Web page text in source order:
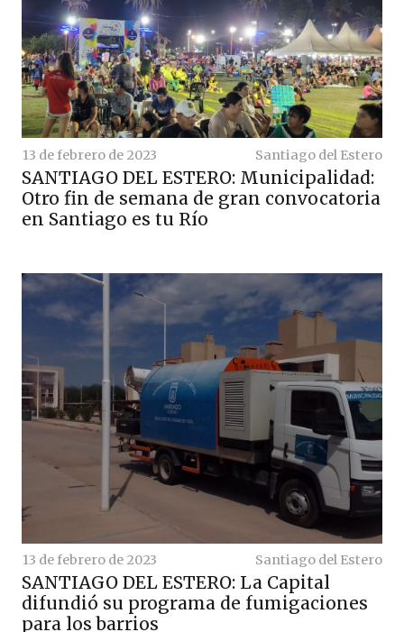
13 de febrero de 2023 Santiago del Estero
SANTIAGO DEL ESTERO: Municipalidad:
Otro fin de semana de gran convocatoria
en Santiago es tu Río
13 de febrero de 2023 Santiago del Estero
SANTIAGO DEL ESTERO: La Capital
difundió su programa de fumigaciones
para los barrios